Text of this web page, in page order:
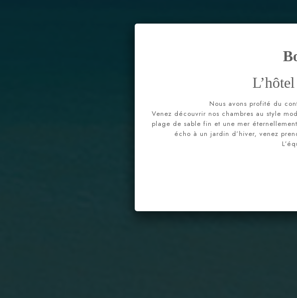
Une
Nous avons profité du
Venez découvrir nos chambres au style
plage de sable fin et une mer
écho à un jardin d’hiver, venez